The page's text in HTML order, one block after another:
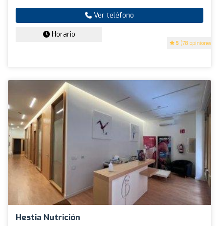
5 (78 opiniones)
Ver teléfono
Horario
Hestia Nutrición